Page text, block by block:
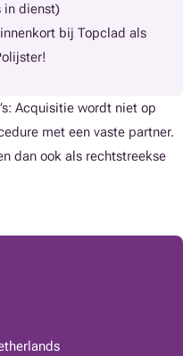
in dienst)
bij Topclad als
Acquisitie wordt niet op
met een vaste partner.
dan ook als rechtstreekse